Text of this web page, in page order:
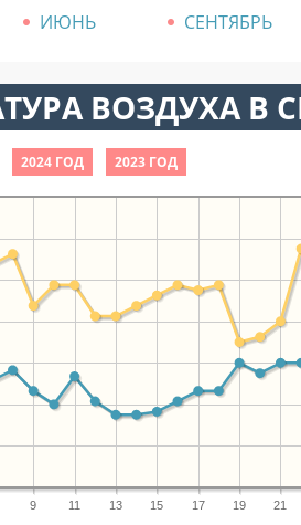
ИЮНЬ СЕНТЯБРЬ
ВОЗДУХА В
2024 ГОД 2023 ГОД
9 11 13 15 17 19 21